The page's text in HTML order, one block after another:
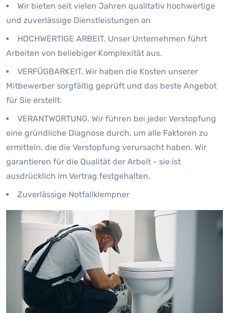
Wir bieten seit vielen Jahren qualitativ hochwertige
und zuverlässige Dienstleistungen an
HOCHWERTIGE ARBEIT. Unser Unternehmen führt
Arbeiten von beliebiger Komplexität aus.
VERFÜGBARKEIT. Wir haben die Kosten unserer
Mitbewerber sorgfältig geprüft und das beste Angebot
für Sie erstellt.
VERANTWORTUNG. Wir führen bei jeder Verstopfung
eine gründliche Diagnose durch, um alle Faktoren zu
ermitteln, die die Verstopfung verursacht haben. Wir
garantieren für die Qualität der Arbeit - sie ist
ausdrücklich im Vertrag festgehalten.
Zuverlässige Notfallklempner